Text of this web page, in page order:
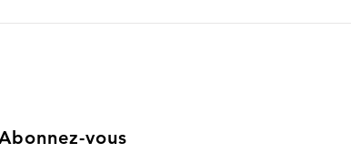
vous